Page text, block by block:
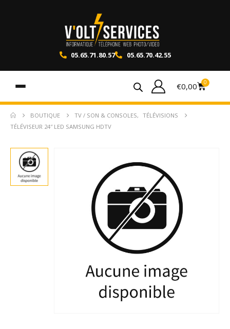
05.65.71.80.57 05.65.70.42.55
€0,00 0
BOUTIQUE TV / SON & CONSOLES,
TÉLÉVISIONS
TÉLÉVISEUR 24″ LED SAMSUNG HDTV